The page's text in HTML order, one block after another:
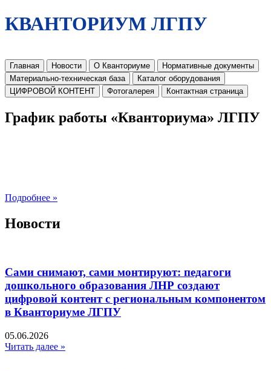
КВАНТОРИУМ ЛГПУ
Главная Новости О Кванториуме
Нормативные документы
Материально-техническая база
Каталог оборудования
ЦИФРОВОЙ КОНТЕНТ
Фотогалерея Контактная страница
График работы «Кванториума» ЛГПУ
Подробнее »
Новости
Сами снимают, сами монтируют: педагоги
дошкольного образования ЛНР создают
цифровой контент с региональным компонентом
в Кванториуме ЛГПУ​
05.06.2026
Читать далее »